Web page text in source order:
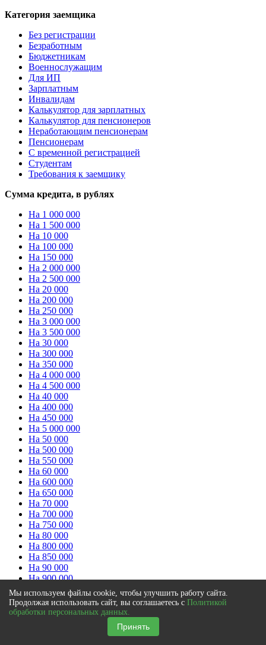
Категория заемщика
Без регистрации
Безработным
Бюджетникам
Военнослужащим
Для ИП
Зарплатным
Инвалидам
Калькулятор для зарплатных
Калькулятор для пенсионеров
Неработающим пенсионерам
Пенсионерам
С временной регистрацией
Студентам
Требования к заемщику
Сумма кредита, в рублях
На 1 000 000
На 1 500 000
На 10 000
На 100 000
На 150 000
На 2 000 000
На 2 500 000
На 20 000
На 200 000
На 250 000
На 3 000 000
На 3 500 000
На 30 000
На 300 000
На 350 000
На 4 000 000
На 4 500 000
На 40 000
На 400 000
На 450 000
На 5 000 000
На 50 000
На 500 000
На 550 000
На 60 000
На 600 000
На 650 000
На 70 000
На 700 000
На 750 000
На 80 000
На 800 000
На 850 000
На 90 000
На 900 000
На 950 000
Срок кредита
Мы используем файлы cookie, чтобы улучшить работу сайта.
Продолжая использовать сайт, вы соглашаетесь с Политикой
обработки персональных данных.
Принять